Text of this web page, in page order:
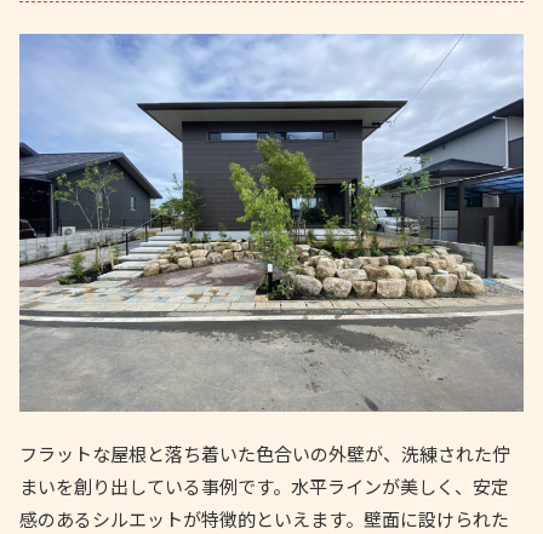
フラットな屋根と落ち着いた色合いの外壁が、洗練された佇
まいを創り出している事例です。水平ラインが美しく、安定
感のあるシルエットが特徴的といえます。壁面に設けられた